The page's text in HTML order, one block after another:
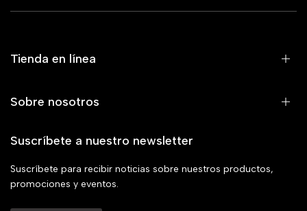
Tienda en línea
Sobre nosotros
Suscríbete a nuestro newsletter
Suscríbete para recibir noticias sobre nuestros productos,
promociones y eventos.